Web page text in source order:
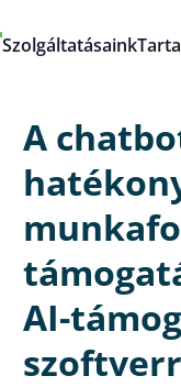
Szolgáltatásaink
A
AI-